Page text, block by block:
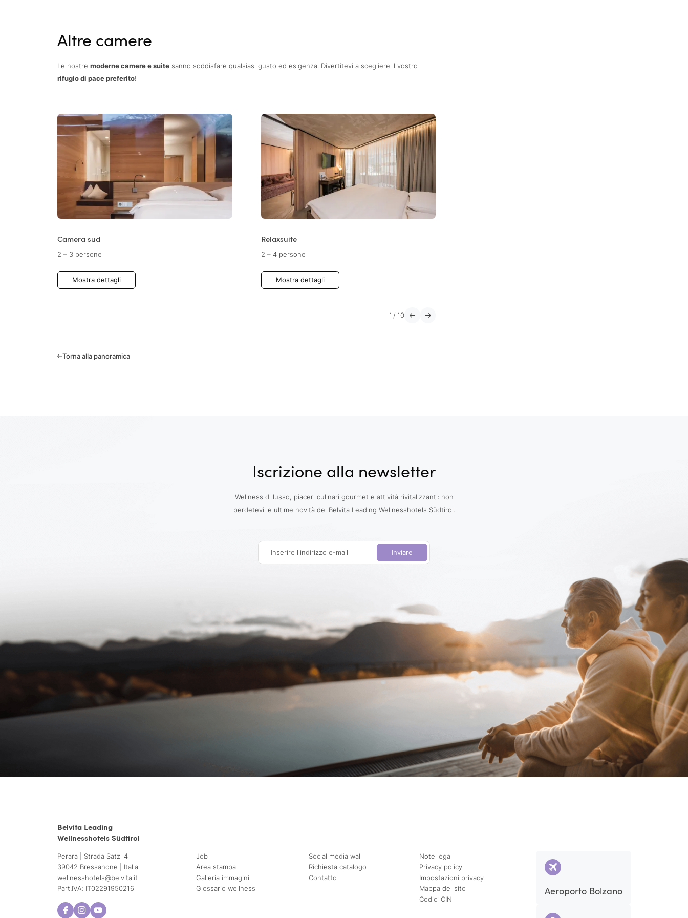
Altre camere
Le nostre moderne camere e suite sanno soddisfare qualsiasi gusto ed esigenza. Divertitevi a scegliere il vostro
rifugio di pace preferito!
Camera sud
2 – 3 persone
Mostra dettagli
Relaxsuite
2 – 4 persone
Mostra dettagli
1 /10
Torna alla panoramica
Iscrizione alla newsletter
Wellness di lusso, piaceri culinari gourmet e attività rivitalizzanti: non
perdetevi le ultime novità dei Belvita Leading Wellnesshotels Südtirol.
Inserire l'indirizzo e-mail Inviare
Belvita Leading
Wellnesshotels Südtirol
Perara | Strada Satzl 4
39042 Bressanone | Italia
wellnesshotels@belvita.it
Part.IVA: IT02291950216
Job
Area stampa
Galleria immagini
Glossario wellness
Social media wall
Richiesta catalogo
Contatto
Note legali
Privacy policy
Impostazioni privacy
Mappa del sito
Codici CIN
Aeroporto Bolzano